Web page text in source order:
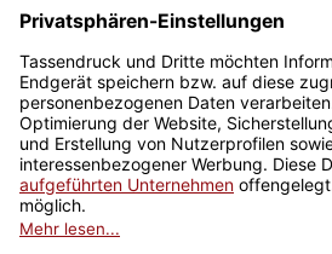
Newsletter